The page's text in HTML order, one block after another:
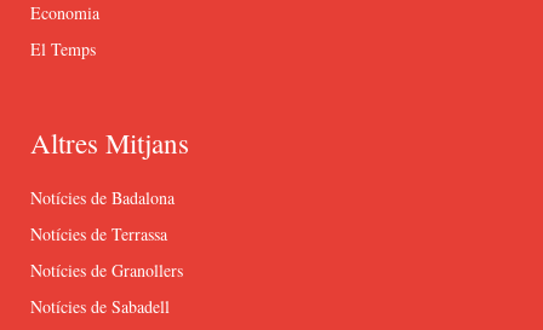
Economia
El Temps
Altres Mitjans
Notícies de Badalona
Notícies de Terrassa
Notícies de Granollers
Notícies de Sabadell